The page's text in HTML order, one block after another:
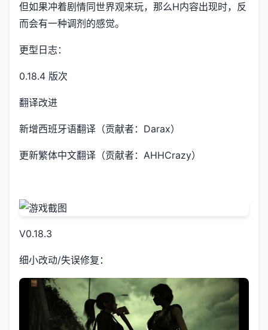
但如果冲着剧情同世界观来玩，那么H内容出现时，反
而会有一种调剂的感觉。
更型日志：
0.18.4 版次
翻译改进
新增西班牙语翻译（贡献者：Darax）
更新繁体中文翻译（贡献者：AHHCrazy）
V0.18.3
细小改动/失误修复：